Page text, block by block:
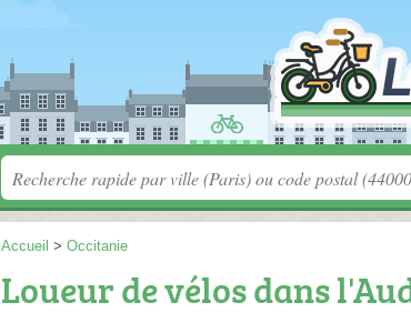
Accueil > Occitanie
Loueur de vélos dans